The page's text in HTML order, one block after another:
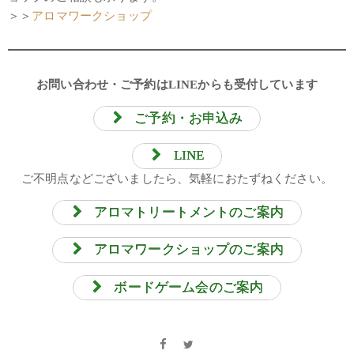
＞＞ アロマワークショップ
お問い合わせ・ご予約はLINEからも受付しています
ご予約・お申込み
LINE
ご不明点などございましたら、気軽におたずねください。
アロマトリートメントのご案内
アロマワークショップのご案内
ボードゲーム会のご案内